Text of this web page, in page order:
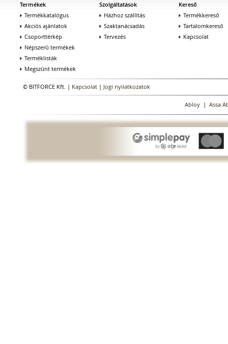
Termékek
Termékkatalógus
Akciós ajánlatok
Csoporttérkép
Népszerű termékek
Terméklisták
Megszűnt termékek
Szolgáltatások
Házhoz szállítás
Szaktanácsadás
Tervezés
Kereső
Termékkereső
Tartalomkereső
Kapcsolat
© BITFORCE Kft. | Kapcsolat | Jogi nyilatkozatok
Abloy| Assa